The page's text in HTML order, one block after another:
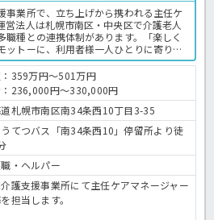
事業所で、立ち上げから携われる主任ケ
営法人は札幌市南区・中央区で介護老人
職種との連携体制があります。「楽しく
ットーに、利用者様一人ひとりに寄り添
。職場の雰囲気や仕事内容について詳し
談からでも歓迎しています。お気軽にお
事業所づくりに興味がある方や、これま
活かしてステップアップしたい方におす
業務全般です。〈介護支援専門員 正職
359万円～501万円
：236,000円～330,000円
札幌市南区南34条西10丁目3-35
うてつバス「南34条西10」停留所より徒
・ヘルパー
護支援事業所にて主任ケアマネージャー
担当します。